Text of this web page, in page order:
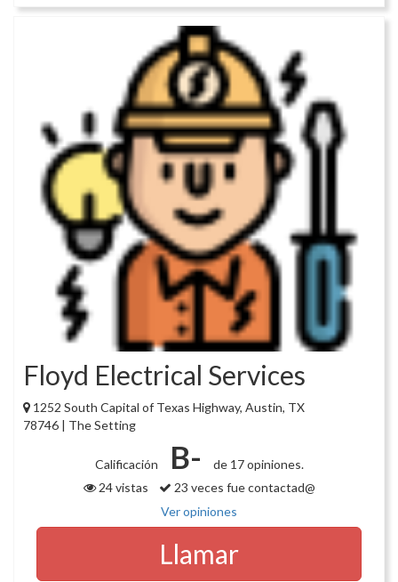
Floyd Electrical Services
1252 South Capital of Texas Highway, Austin, TX
78746 | The Setting
Calificación B-
de 17 opiniones.
24 vistas
23 veces fue contactad@
Ver opiniones
Llamar